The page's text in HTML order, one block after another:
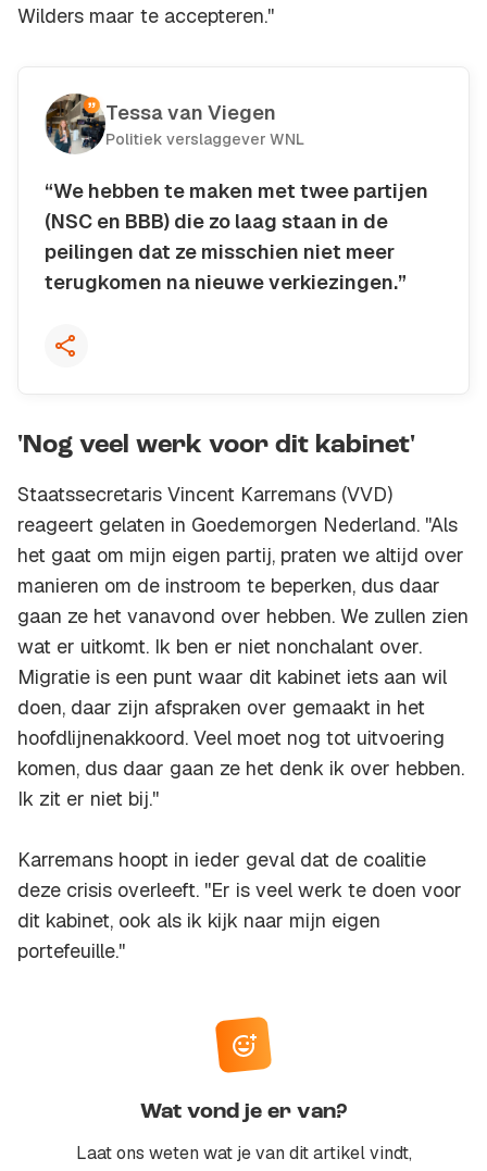
Wilders maar te accepteren.''
Tessa van Viegen
Politiek verslaggever WNL
“We hebben te maken met twee partijen
(NSC en BBB) die zo laag staan in de
peilingen dat ze misschien niet meer
terugkomen na nieuwe verkiezingen.”
Kopieer quote
'Nog veel werk voor dit kabinet'
Staatssecretaris Vincent Karremans (VVD)
reageert gelaten in Goedemorgen Nederland. ''Als
het gaat om mijn eigen partij, praten we altijd over
manieren om de instroom te beperken, dus daar
gaan ze het vanavond over hebben. We zullen zien
wat er uitkomt. Ik ben er niet nonchalant over.
Migratie is een punt waar dit kabinet iets aan wil
doen, daar zijn afspraken over gemaakt in het
hoofdlijnenakkoord. Veel moet nog tot uitvoering
komen, dus daar gaan ze het denk ik over hebben.
Ik zit er niet bij.''
Karremans hoopt in ieder geval dat de coalitie
deze crisis overleeft. ''Er is veel werk te doen voor
dit kabinet, ook als ik kijk naar mijn eigen
portefeuille.''
Wat vond je er van?
Laat ons weten wat je van dit artikel vindt,